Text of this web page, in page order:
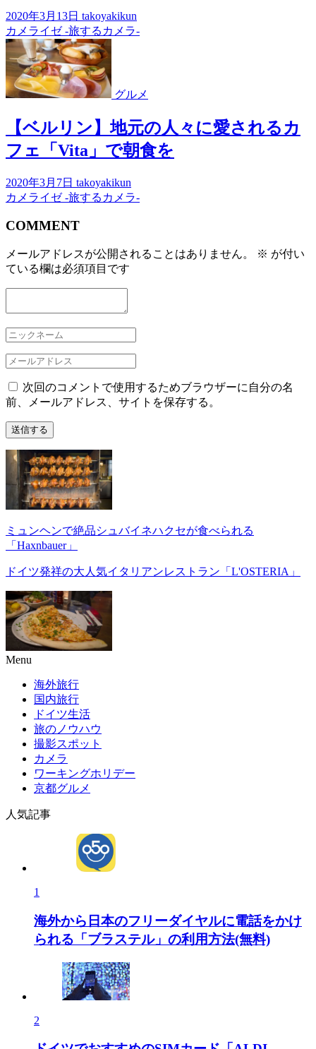
2020年3月13日 takoyakikun
カメライゼ -旅するカメラ-
グルメ
【ベルリン】地元の人々に愛されるカ
フェ「Vita」で朝食を
2020年3月7日 takoyakikun
カメライゼ -旅するカメラ-
COMMENT
メールアドレスが公開されることはありません。 ※ が付い
ている欄は必須項目です
次回のコメントで使用するためブラウザーに自分の名
前、メールアドレス、サイトを保存する。
ミュンヘンで絶品シュバイネハクセが食べられる
「Haxnbauer」
ドイツ発祥の大人気イタリアンレストラン「L'OSTERIA」
Menu
海外旅行
国内旅行
ドイツ生活
旅のノウハウ
撮影スポット
カメラ
ワーキングホリデー
京都グルメ
人気記事
1
海外から日本のフリーダイヤルに電話をかけ
られる「ブラステル」の利用方法(無料)
2